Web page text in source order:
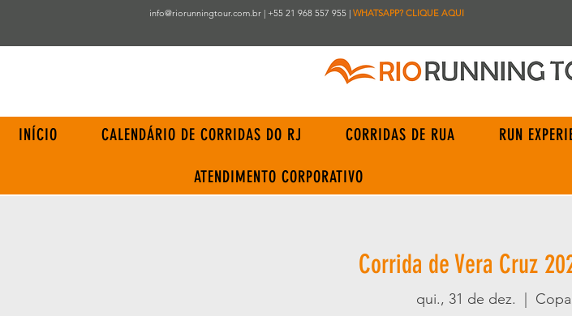
info@riorunningtour.com.br | +55 21 968 557 955 | WHATSAPP? CLIQUE AQUI
INÍCIO CALENDÁRIO DE CORRIDAS DO RJ CORRIDAS DE RUA RUN
ATENDIMENTO CORPORATIVO
Corrida de Vera Cruz
qui., 31 de dez.